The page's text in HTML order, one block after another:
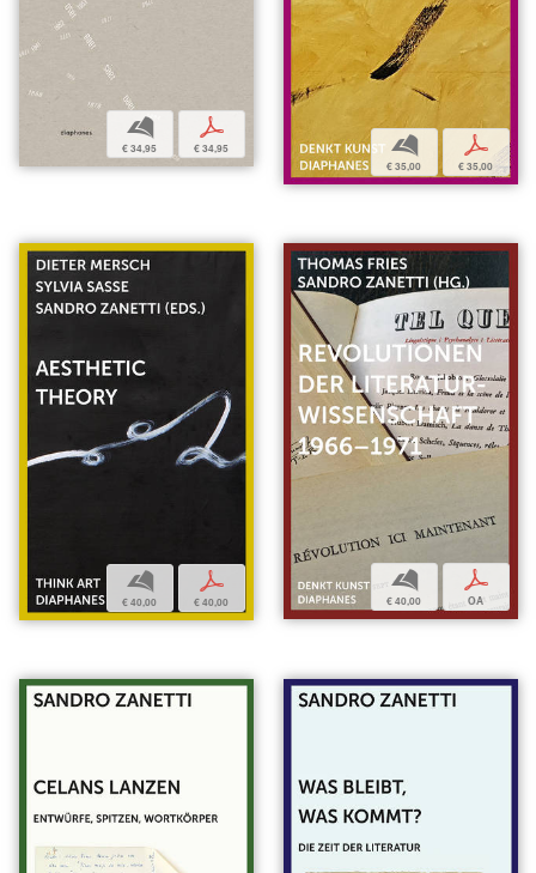
b
€ 34,95
p
€ 34,95 b
€ 35,00
p
€ 35,00
b
€ 40,00
p
€ 40,00
b
€ 40,00
p
OA